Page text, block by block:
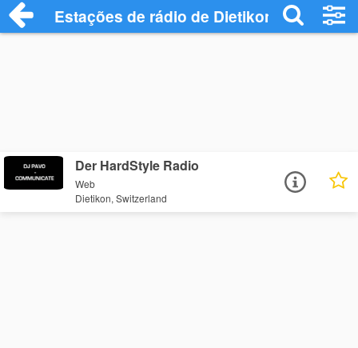
Estações de rádio de Dietikon - Ouça
Der HardStyle Radio
Web
Dietikon, Switzerland